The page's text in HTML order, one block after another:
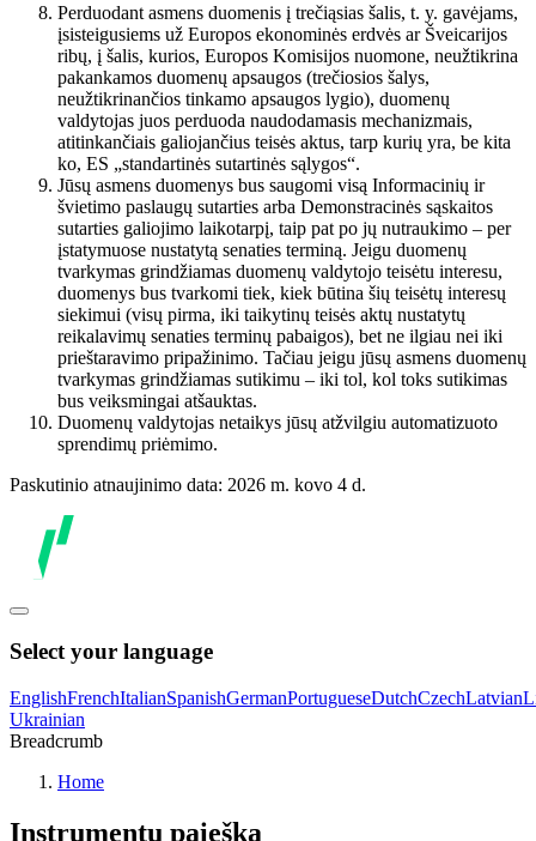
Perduodant asmens duomenis į trečiąsias šalis, t. y. gavėjams,
įsisteigusiems už Europos ekonominės erdvės ar Šveicarijos
ribų, į šalis, kurios, Europos Komisijos nuomone, neužtikrina
pakankamos duomenų apsaugos (trečiosios šalys,
neužtikrinančios tinkamo apsaugos lygio), duomenų
valdytojas juos perduoda naudodamasis mechanizmais,
atitinkančiais galiojančius teisės aktus, tarp kurių yra, be kita
ko, ES „standartinės sutartinės sąlygos“.
Jūsų asmens duomenys bus saugomi visą Informacinių ir
švietimo paslaugų sutarties arba Demonstracinės sąskaitos
sutarties galiojimo laikotarpį, taip pat po jų nutraukimo – per
įstatymuose nustatytą senaties terminą. Jeigu duomenų
tvarkymas grindžiamas duomenų valdytojo teisėtu interesu,
duomenys bus tvarkomi tiek, kiek būtina šių teisėtų interesų
siekimui (visų pirma, iki taikytinų teisės aktų nustatytų
reikalavimų senaties terminų pabaigos), bet ne ilgiau nei iki
prieštaravimo pripažinimo. Tačiau jeigu jūsų asmens duomenų
tvarkymas grindžiamas sutikimu – iki tol, kol toks sutikimas
bus veiksmingai atšauktas.
Duomenų valdytojas netaikys jūsų atžvilgiu automatizuoto
sprendimų priėmimo.
Paskutinio atnaujinimo data: 2026 m. kovo 4 d.
Select your language
EnglishFrenchItalianSpanishGermanPortugueseDutchCzechLatvian
Ukrainian
Breadcrumb
Home
Instrumentų paieška